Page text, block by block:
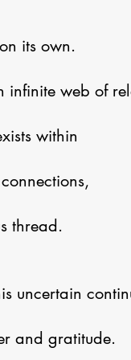
its own.
infinite web of
within
thread.
uncertain
and gratitude.